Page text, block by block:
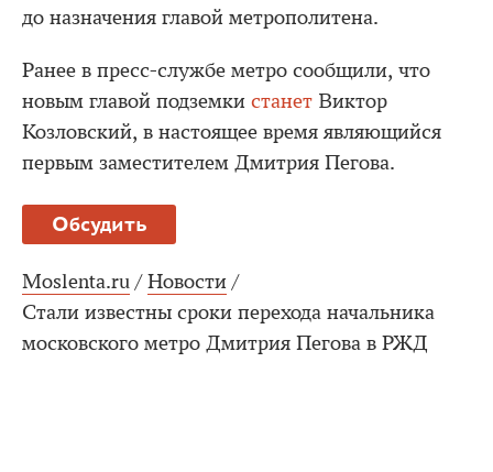
до назначения главой метрополитена.
Ранее в пресс-службе метро сообщили, что
новым главой подземки станет Виктор
Козловский, в настоящее время являющийся
первым заместителем Дмитрия Пегова.
Обсудить
Moslenta.ru / Новости /
Стали известны сроки перехода начальника
московского метро Дмитрия Пегова в РЖД